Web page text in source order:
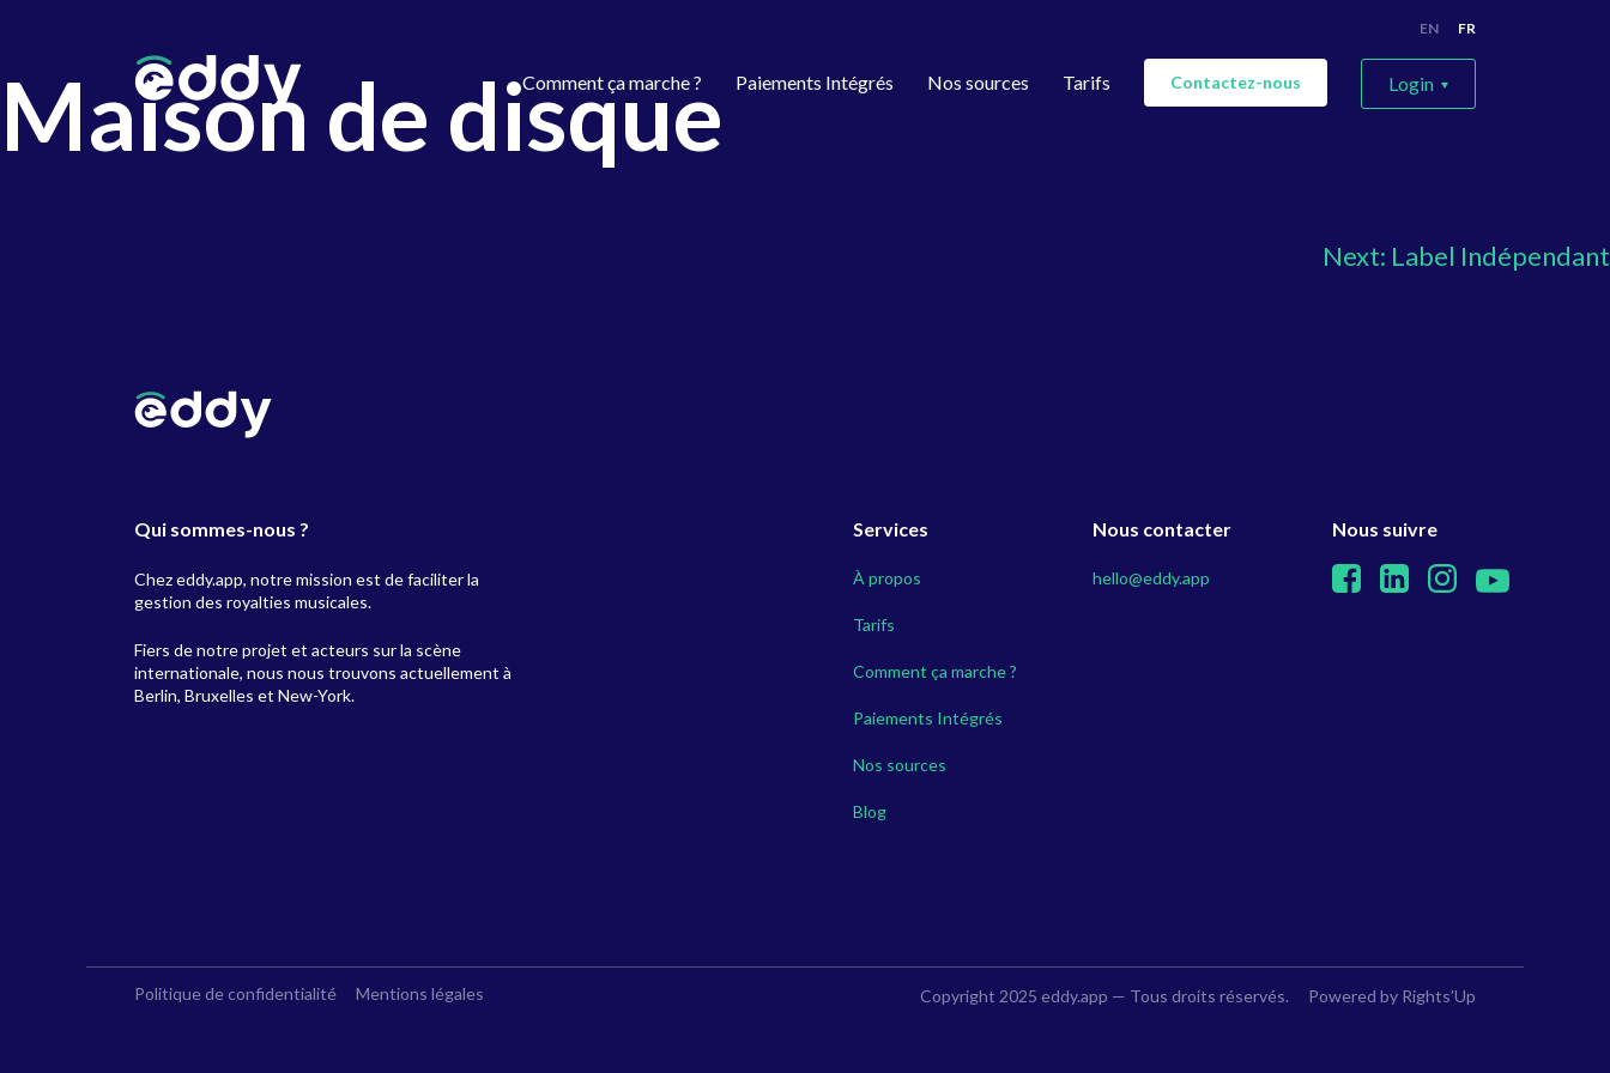
EN FR
Comment ça marche ? Paiements Intégrés Nos sources Tarifs Contactez-nous Login
Maison de disque
Next: Label Indépendant
Qui sommes-nous ?
Chez eddy.app, notre mission est de faciliter la
gestion des royalties musicales.
Fiers de notre projet et acteurs sur la scène
internationale, nous nous trouvons actuellement à
Berlin, Bruxelles et New-York.
Services
À propos
Tarifs
Comment ça marche ?
Paiements Intégrés
Nos sources
Blog
Nous contacter
hello@eddy.app
Nous suivre
Politique de confidentialité Mentions légales Copyright 2025 eddy.app — Tous droits réservés. Powered by Rights’Up